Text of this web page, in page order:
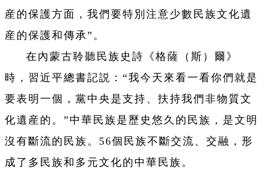
産的保護方面，我們要特別注意少數民族文化遺
産的保護和傳承”。
在內蒙古聆聽民族史詩《格薩（斯）爾》
時，習近平總書記説：“我今天來看一看你們就是
要表明一個，黨中央是支持、扶持我們非物質文
化遺産的。”中華民族是歷史悠久的民族，是文明
沒有斷流的民族。56個民族不斷交流、交融，形
成了多民族和多元文化的中華民族。